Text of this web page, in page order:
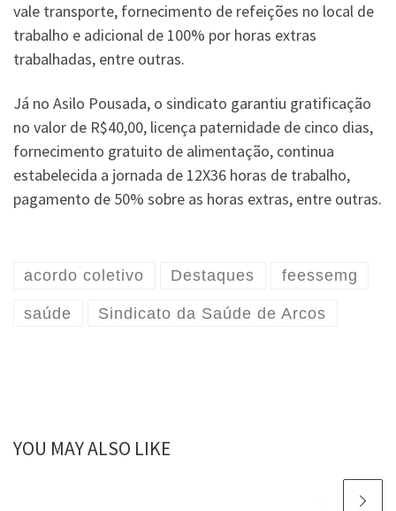
vale transporte, fornecimento de refeições no local de
trabalho e adicional de 100% por horas extras
trabalhadas, entre outras.
Já no Asilo Pousada, o sindicato garantiu gratificação
no valor de R$40,00, licença paternidade de cinco dias,
fornecimento gratuito de alimentação, continua
estabelecida a jornada de 12X36 horas de trabalho,
pagamento de 50% sobre as horas extras, entre outras.
acordo coletivo Destaques feessemg
saúde Sindicato da Saúde de Arcos
YOU MAY ALSO LIKE